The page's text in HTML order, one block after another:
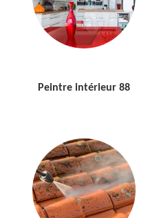
Peintre intérieur 88